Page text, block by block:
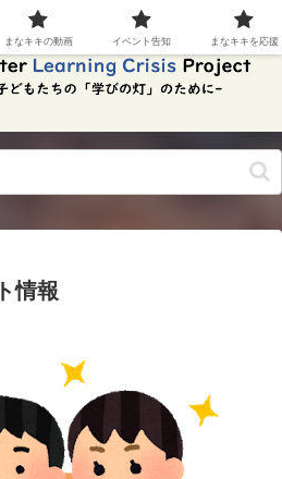
情報
まなキキの動画 イベント告知 まなキキを応援